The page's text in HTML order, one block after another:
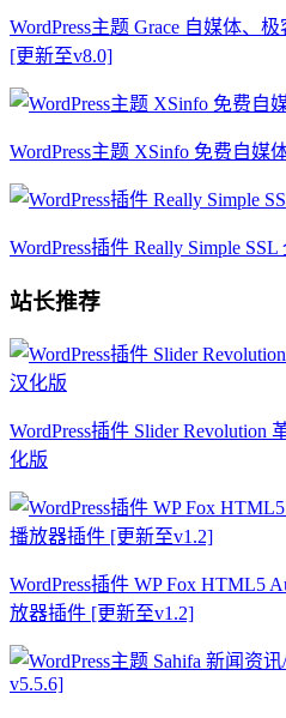
WordPress主题 Grace 自媒体、
[更新至v8.0]
WordPress主题 XSinfo 免费自媒
WordPress插件 Really Simple
站长推荐
WordPress插件 Slider
化版
WordPress插件 WP Fox HTML5
放器插件 [更新至v1.2]